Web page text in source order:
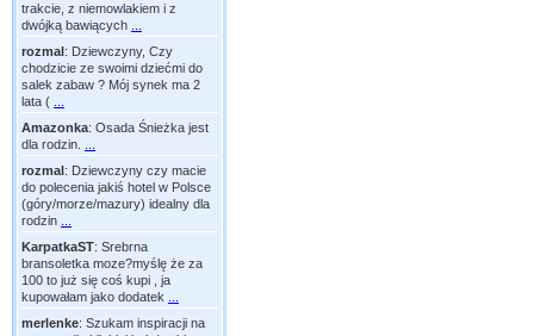
trakcie, z niemowlakiem i z
dwójką bawiących
rozmal: Dziewczyny, Czy
chodzicie ze swoimi dziećmi do
salek zabaw ? Mój synek ma 2
lata (
Amazonka: Osada Śnieżka jest
dla rodzin.
rozmal: Dziewczyny czy macie
do polecenia jakiś hotel w Polsce
(góry/morze/mazury) idealny dla
rodzin
KarpatkaST: Srebrna
bransoletka moze?myślę że za
100 to już się coś kupi , ja
kupowałam jako dodatek
merlenke: Szukam inspiracji na